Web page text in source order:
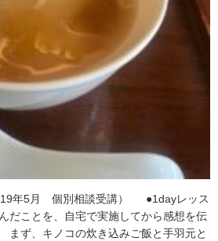
年5月 個別相談受講） ●1dayレッス
だことを、自宅で実施してから感想を伝
まず、キノコの炊き込みご飯と手羽元と